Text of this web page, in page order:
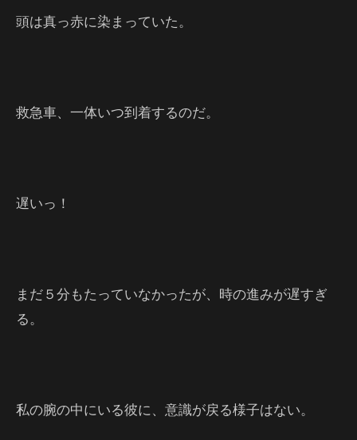
頭は真っ赤に染まっていた。
救急車、一体いつ到着するのだ。
遅いっ！
まだ５分もたっていなかったが、時の進みが遅すぎ
る。
私の腕の中にいる彼に、意識が戻る様子はない。